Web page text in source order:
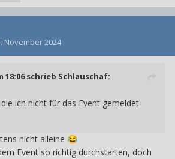
November 2024
18:06 schrieb Schlauschaf:
ich nicht für das Event gemeldet
nicht alleine 😂
Event so richtig durchstarten, doch